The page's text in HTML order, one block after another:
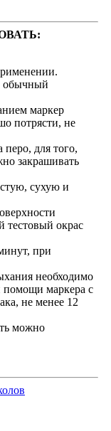
обычный
маркер
потрясти, не
для того,
закрашивать
сухую и
тестовый окрас
при
необходимо
помощи маркера с
не менее 12
можно